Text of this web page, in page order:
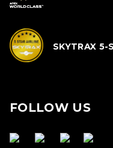
SKYTRAX 5-
FOLLOW US